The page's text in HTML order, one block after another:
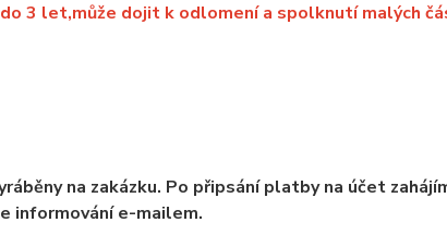
3 let,může dojit k odlomení a spolknutí malých
na zakázku. Po připsání platby na účet
informování e-mailem.